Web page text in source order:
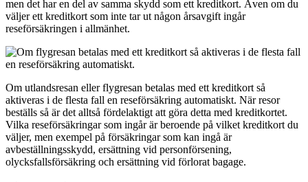
men det har en del av samma skydd som ett kreditkort. Även om du
väljer ett kreditkort som inte tar ut någon årsavgift ingår
reseförsäkringen i allmänhet.
Om utlandsresan eller flygresan betalas med ett kreditkort så
aktiveras i de flesta fall en reseförsäkring automatiskt. När resor
beställs så är det alltså fördelaktigt att göra detta med kreditkortet.
Vilka reseförsäkringar som ingår är beroende på vilket kreditkort du
väljer, men exempel på försäkringar som kan ingå är
avbeställningsskydd, ersättning vid personförsening,
olycksfallsförsäkring och ersättning vid förlorat bagage.